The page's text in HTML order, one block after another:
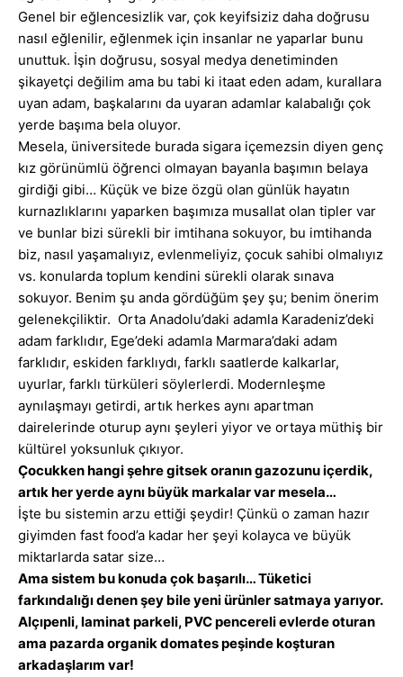
Genel bir eğlencesizlik var, çok keyifsiziz daha doğrusu
nasıl eğlenilir, eğlenmek için insanlar ne yaparlar bunu
unuttuk. İşin doğrusu, sosyal medya denetiminden
şikayetçi değilim ama bu tabi ki itaat eden adam, kurallara
uyan adam, başkalarını da uyaran adamlar kalabalığı çok
yerde başıma bela oluyor.
Mesela, üniversitede burada sigara içemezsin diyen genç
kız görünümlü öğrenci olmayan bayanla başımın belaya
girdiği gibi… Küçük ve bize özgü olan günlük hayatın
kurnazlıklarını yaparken başımıza musallat olan tipler var
ve bunlar bizi sürekli bir imtihana sokuyor, bu imtihanda
biz, nasıl yaşamalıyız, evlenmeliyiz, çocuk sahibi olmalıyız
vs. konularda toplum kendini sürekli olarak sınava
sokuyor. Benim şu anda gördüğüm şey şu; benim önerim
gelenekçiliktir. Orta Anadolu’daki adamla Karadeniz’deki
adam farklıdır, Ege’deki adamla Marmara’daki adam
farklıdır, eskiden farklıydı, farklı saatlerde kalkarlar,
uyurlar, farklı türküleri söylerlerdi. Modernleşme
aynılaşmayı getirdi, artık herkes aynı apartman
dairelerinde oturup aynı şeyleri yiyor ve ortaya müthiş bir
kültürel yoksunluk çıkıyor.
Çocukken hangi şehre gitsek oranın gazozunu içerdik,
artık her yerde aynı büyük markalar var mesela…
İşte bu sistemin arzu ettiği şeydir! Çünkü o zaman hazır
giyimden fast food’a kadar her şeyi kolayca ve büyük
miktarlarda satar size…
Ama sistem bu konuda çok başarılı… Tüketici
farkındalığı denen şey bile yeni ürünler satmaya yarıyor.
Alçıpenli, laminat parkeli, PVC pencereli evlerde oturan
ama pazarda organik domates peşinde koşturan
arkadaşlarım var!